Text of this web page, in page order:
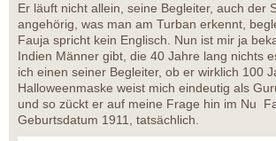
Er läuft nicht allein, seine Begleiter, auch der
angehörig, was man am Turban erkennt,
Fauja spricht kein Englisch. Nun ist mir ja
Indien Männer gibt, die 40 Jahre lang nichts
ich einen seiner Begleiter, ob er wirklich 100
Halloweenmaske weist mich eindeutig als
und so zückt er auf meine Frage hin im Nu
Geburtsdatum 1911, tatsächlich.